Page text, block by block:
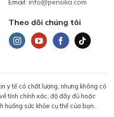
Email: info@pensilia.com
Theo dõi chúng tôi
y tế có chất lượng, nhưng không có
tính chính xác, độ đầy đủ hoặc
huống sức khỏe cụ thể của bạn.